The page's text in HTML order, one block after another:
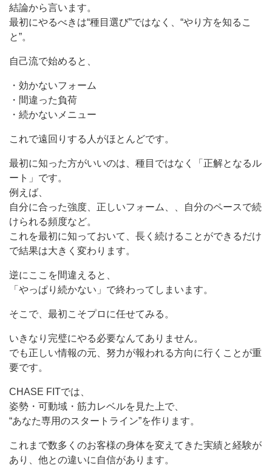
結論から言います。
最初にやるべきは“種目選び”ではなく、“やり方を知るこ
と”。
自己流で始めると、
・効かないフォーム
・間違った負荷
・続かないメニュー
これで遠回りする人がほとんどです。
最初に知った方がいいのは、種目ではなく「正解となるル
ート」です。
例えば、
自分に合った強度、正しいフォーム、、自分のペースで続
けられる頻度など。
これを最初に知っておいて、長く続けることができるだけ
で結果は大きく変わります。
逆にここを間違えると、
「やっぱり続かない」で終わってしまいます。
そこで、最初こそプロに任せてみる。
いきなり完璧にやる必要なんてありません。
でも正しい情報の元、努力が報われる方向に行くことが重
要です。
CHASE FITでは、
姿勢・可動域・筋力レベルを見た上で、
“あなた専用のスタートライン”を作ります。
これまで数多くのお客様の身体を変えてきた実績と経験が
あり、他との違いに自信があります。